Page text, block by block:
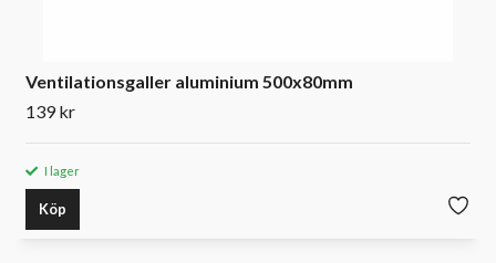
Ventilationsgaller aluminium 500x80mm
139 kr
I lager
Köp